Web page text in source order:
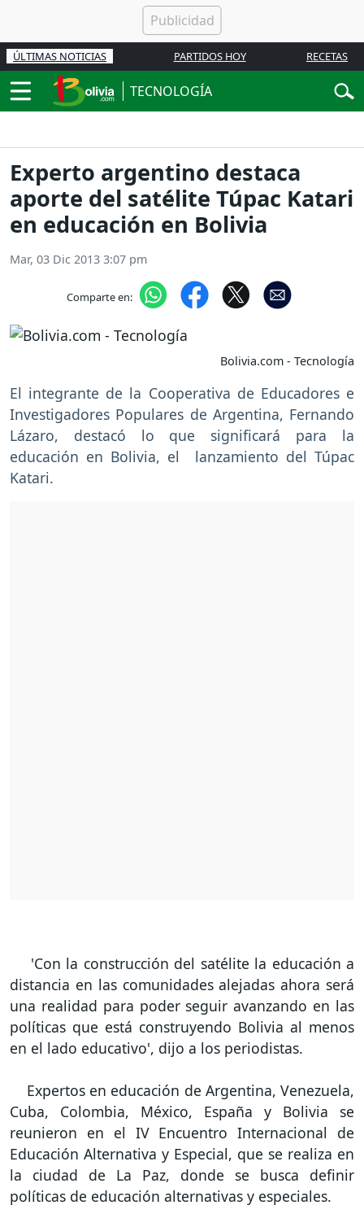
ÚLTIMAS NOTICIAS PARTIDOS HOY RECETAS
TECNOLOGÍA
Experto argentino destaca
aporte del satélite Túpac Katari
en educación en Bolivia
Mar, 03 Dic 2013 3:07 pm
Comparte en:
Bolivia.com - Tecnología
El integrante de la Cooperativa de Educadores e
Investigadores Populares de Argentina, Fernando
Lázaro, destacó lo que significará para la
educación en Bolivia, el lanzamiento del Túpac
Katari.
'Con la construcción del satélite la educación a
distancia en las comunidades alejadas ahora será
una realidad para poder seguir avanzando en las
políticas que está construyendo Bolivia al menos
en el lado educativo', dijo a los periodistas.
Expertos en educación de Argentina, Venezuela,
Cuba, Colombia, México, España y Bolivia se
reunieron en el IV Encuentro Internacional de
Educación Alternativa y Especial, que se realiza en
la ciudad de La Paz, donde se busca definir
políticas de educación alternativas y especiales.